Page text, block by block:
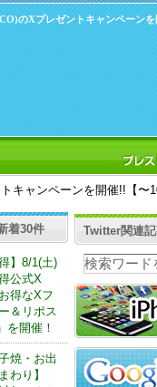
のXプレゼントキャンペーン
ャンペーンを開催!!【〜
着30件
得】8/1(土)
公式X
得なXフ
＆リポス
を開催！
焼・お出
わり】
Twitter関連